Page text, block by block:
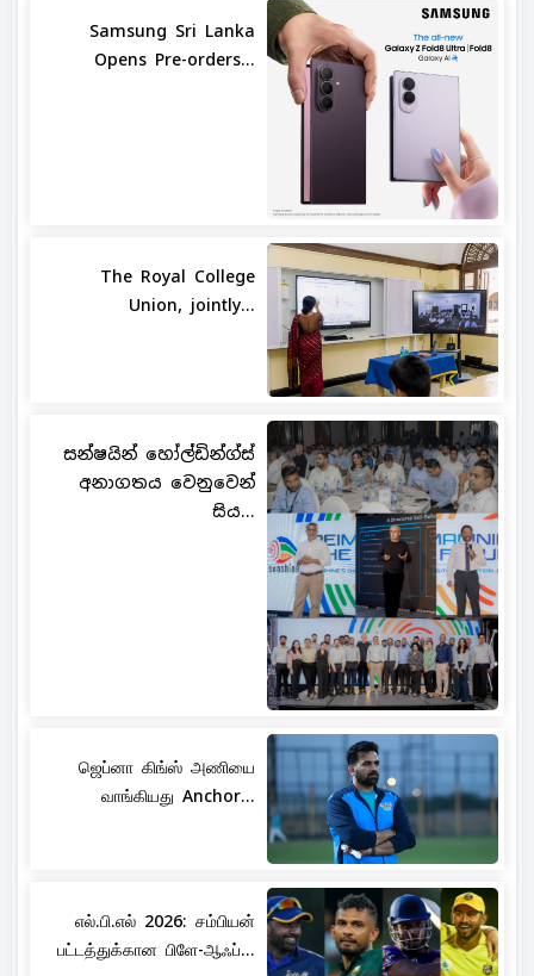
Samsung Sri Lanka
Opens Pre-orders...
The Royal College
Union, jointly...
සන්ෂයින් හෝල්ඩින්ග්ස්
අනාගතය වෙනුවෙන්
සිය...
ஜெப்னா கிங்ஸ் அணியை
வாங்கியது Anchor...
எல்.பி.எல் 2026: சம்பியன்
பட்டத்துக்கான பிளே-ஆஃப்...